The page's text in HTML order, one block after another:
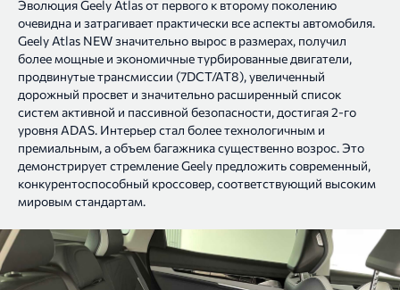
Эволюция Geely Atlas от первого к второму поколению
очевидна и затрагивает практически все аспекты автомобиля.
Geely Atlas NEW значительно вырос в размерах, получил
более мощные и экономичные турбированные двигатели,
продвинутые трансмиссии (7DCT/AT8), увеличенный
дорожный просвет и значительно расширенный список
систем активной и пассивной безопасности, достигая 2-го
уровня ADAS. Интерьер стал более технологичным и
премиальным, а объем багажника существенно возрос. Это
демонстрирует стремление Geely предложить современный,
конкурентоспособный кроссовер, соответствующий высоким
мировым стандартам.